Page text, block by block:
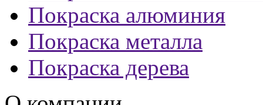
Покраска алюминия
Покраска металла
Покраска дерева